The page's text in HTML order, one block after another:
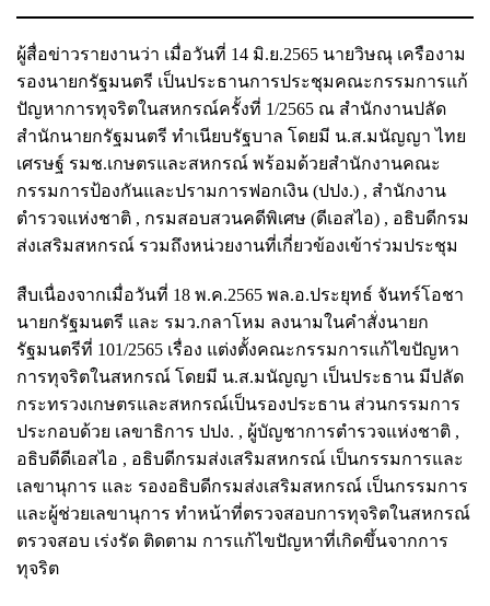
ผู้สื่อข่าวรายงานว่า เมื่อวันที่ 14 มิ.ย.2565 นายวิษณุ เครืองาม
รองนายกรัฐมนตรี เป็นประธานการประชุมคณะกรรมการแก้
ปัญหาการทุจริตในสหกรณ์ครั้งที่ 1/2565 ณ สำนักงานปลัด
สำนักนายกรัฐมนตรี ทำเนียบรัฐบาล โดยมี น.ส.มนัญญา ไทย
เศรษฐ์ รมช.เกษตรและสหกรณ์ พร้อมด้วยสำนักงานคณะ
กรรมการป้องกันและปรามการฟอกเงิน (ปปง.) , สำนักงาน
ตำรวจแห่งชาติ , กรมสอบสวนคดีพิเศษ (ดีเอสไอ) , อธิบดีกรม
ส่งเสริมสหกรณ์ รวมถึงหน่วยงานที่เกี่ยวข้องเข้าร่วมประชุม
สืบเนื่องจากเมื่อวันที่ 18 พ.ค.2565 พล.อ.ประยุทธ์ จันทร์โอชา
นายกรัฐมนตรี และ รมว.กลาโหม ลงนามในคำสั่งนายก
รัฐมนตรีที่ 101/2565 เรื่อง แต่งตั้งคณะกรรมการแก้ไขปัญหา
การทุจริตในสหกรณ์ โดยมี น.ส.มนัญญา เป็นประธาน มีปลัด
กระทรวงเกษตรและสหกรณ์เป็นรองประธาน ส่วนกรรมการ
ประกอบด้วย เลขาธิการ ปปง. , ผู้บัญชาการตำรวจแห่งชาติ ,
อธิบดีดีเอสไอ , อธิบดีกรมส่งเสริมสหกรณ์ เป็นกรรมการและ
เลขานุการ และ รองอธิบดีกรมส่งเสริมสหกรณ์ เป็นกรรมการ
และผู้ช่วยเลขานุการ ทำหน้าที่ตรวจสอบการทุจริตในสหกรณ์
ตรวจสอบ เร่งรัด ติดตาม การแก้ไขปัญหาที่เกิดขึ้นจากการ
ทุจริต